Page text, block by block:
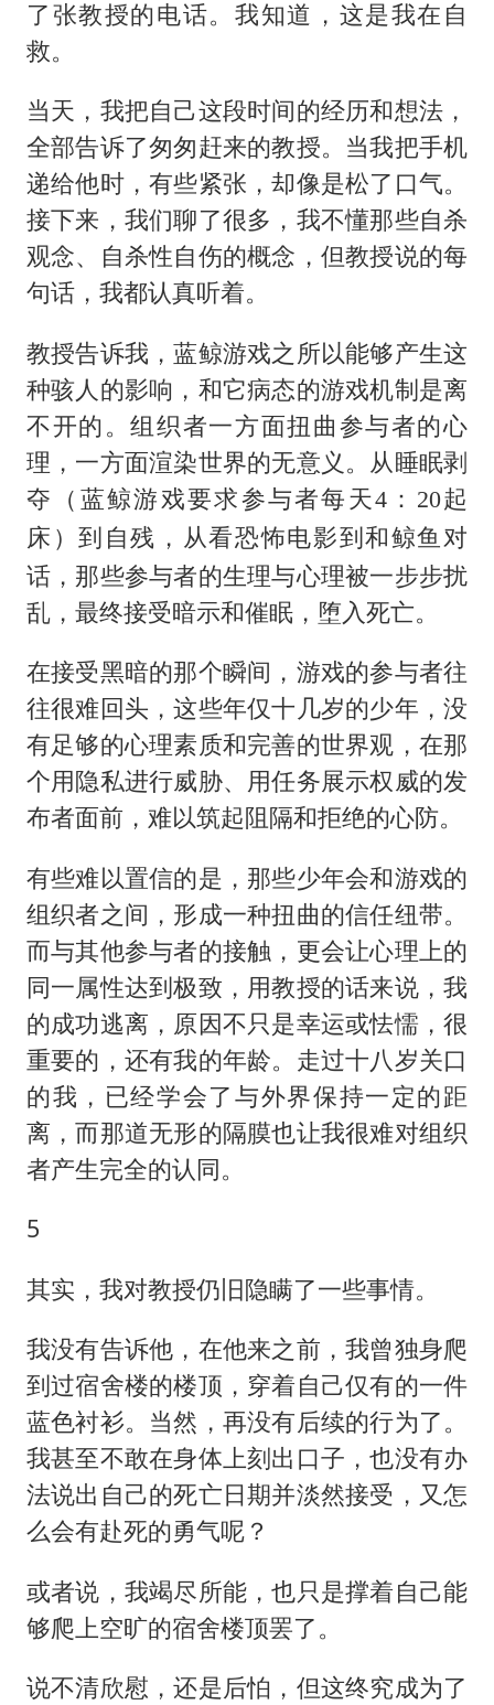
了张教授的电话。我知道，这是我在自
救。
当天，我把自己这段时间的经历和想法，
全部告诉了匆匆赶来的教授。当我把手机
递给他时，有些紧张，却像是松了口气。
接下来，我们聊了很多，我不懂那些自杀
观念、自杀性自伤的概念，但教授说的每
句话，我都认真听着。
教授告诉我，蓝鲸游戏之所以能够产生这
种骇人的影响，和它病态的游戏机制是离
不开的。组织者一方面扭曲参与者的心
理，一方面渲染世界的无意义。从睡眠剥
夺（ 蓝鲸游戏要求参与者每天4：20起
床 ）到自残，从看恐怖电影到和鲸鱼对
话，那些参与者的生理与心理被一步步扰
乱，最终接受暗示和催眠，堕入死亡。
在接受黑暗的那个瞬间，游戏的参与者往
往很难回头，这些年仅十几岁的少年，没
有足够的心理素质和完善的世界观，在那
个用隐私进行威胁、用任务展示权威的发
布者面前，难以筑起阻隔和拒绝的心防。
有些难以置信的是，那些少年会和游戏的
组织者之间，形成一种扭曲的信任纽带。
而与其他参与者的接触，更会让心理上的
同一属性达到极致，用教授的话来说，我
的成功逃离，原因不只是幸运或怯懦，很
重要的，还有我的年龄。走过十八岁关口
的我，已经学会了与外界保持一定的距
离，而那道无形的隔膜也让我很难对组织
者产生完全的认同。
5
其实，我对教授仍旧隐瞒了一些事情。
我没有告诉他，在他来之前，我曾独身爬
到过宿舍楼的楼顶，穿着自己仅有的一件
蓝色衬衫。当然，再没有后续的行为了。
我甚至不敢在身体上刻出口子，也没有办
法说出自己的死亡日期并淡然接受，又怎
么会有赴死的勇气呢？
或者说，我竭尽所能，也只是撑着自己能
够爬上空旷的宿舍楼顶罢了。
说不清欣慰，还是后怕，但这终究成为了